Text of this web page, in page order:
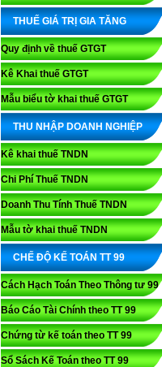
THUẾ GIÁ TRỊ GIA TĂNG
Quy định về thuế GTGT
Kê Khai thuế GTGT
Mẫu biểu tờ khai thuế GTGT
THU NHẬP DOANH NGHIỆP
Kê khai thuế TNDN
Chi Phí Thuế TNDN
Doanh Thu Tính Thuế TNDN
Mẫu tờ khai thuế TNDN
CHẾ ĐỘ KẾ TOÁN TT 99
Cách Hạch Toán Theo Thông tư 99
Báo Cáo Tài Chính theo TT 99
Chứng từ kế toán theo TT 99
Sổ Sách Kế Toán theo TT 99